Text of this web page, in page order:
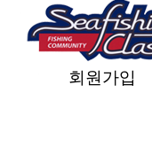
회원가입